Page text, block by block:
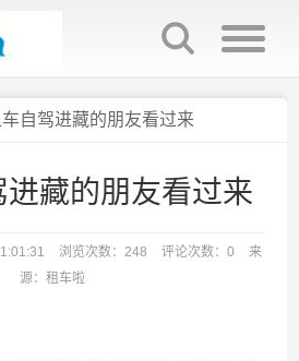
自驾进藏的朋友看过来
藏的朋友看过来
浏览次数：248 评论次数：0
来
源：租车啦